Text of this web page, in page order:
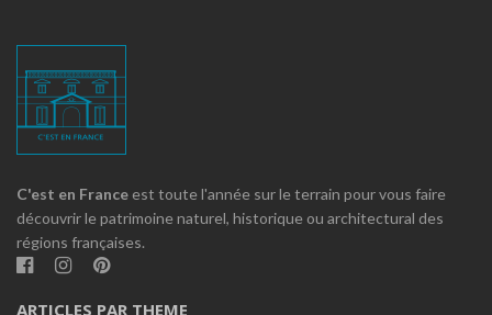
C'est en France est toute l'année sur le terrain pour vous faire
découvrir le patrimoine naturel, historique ou architectural des
régions françaises.
ARTICLES PAR THEME